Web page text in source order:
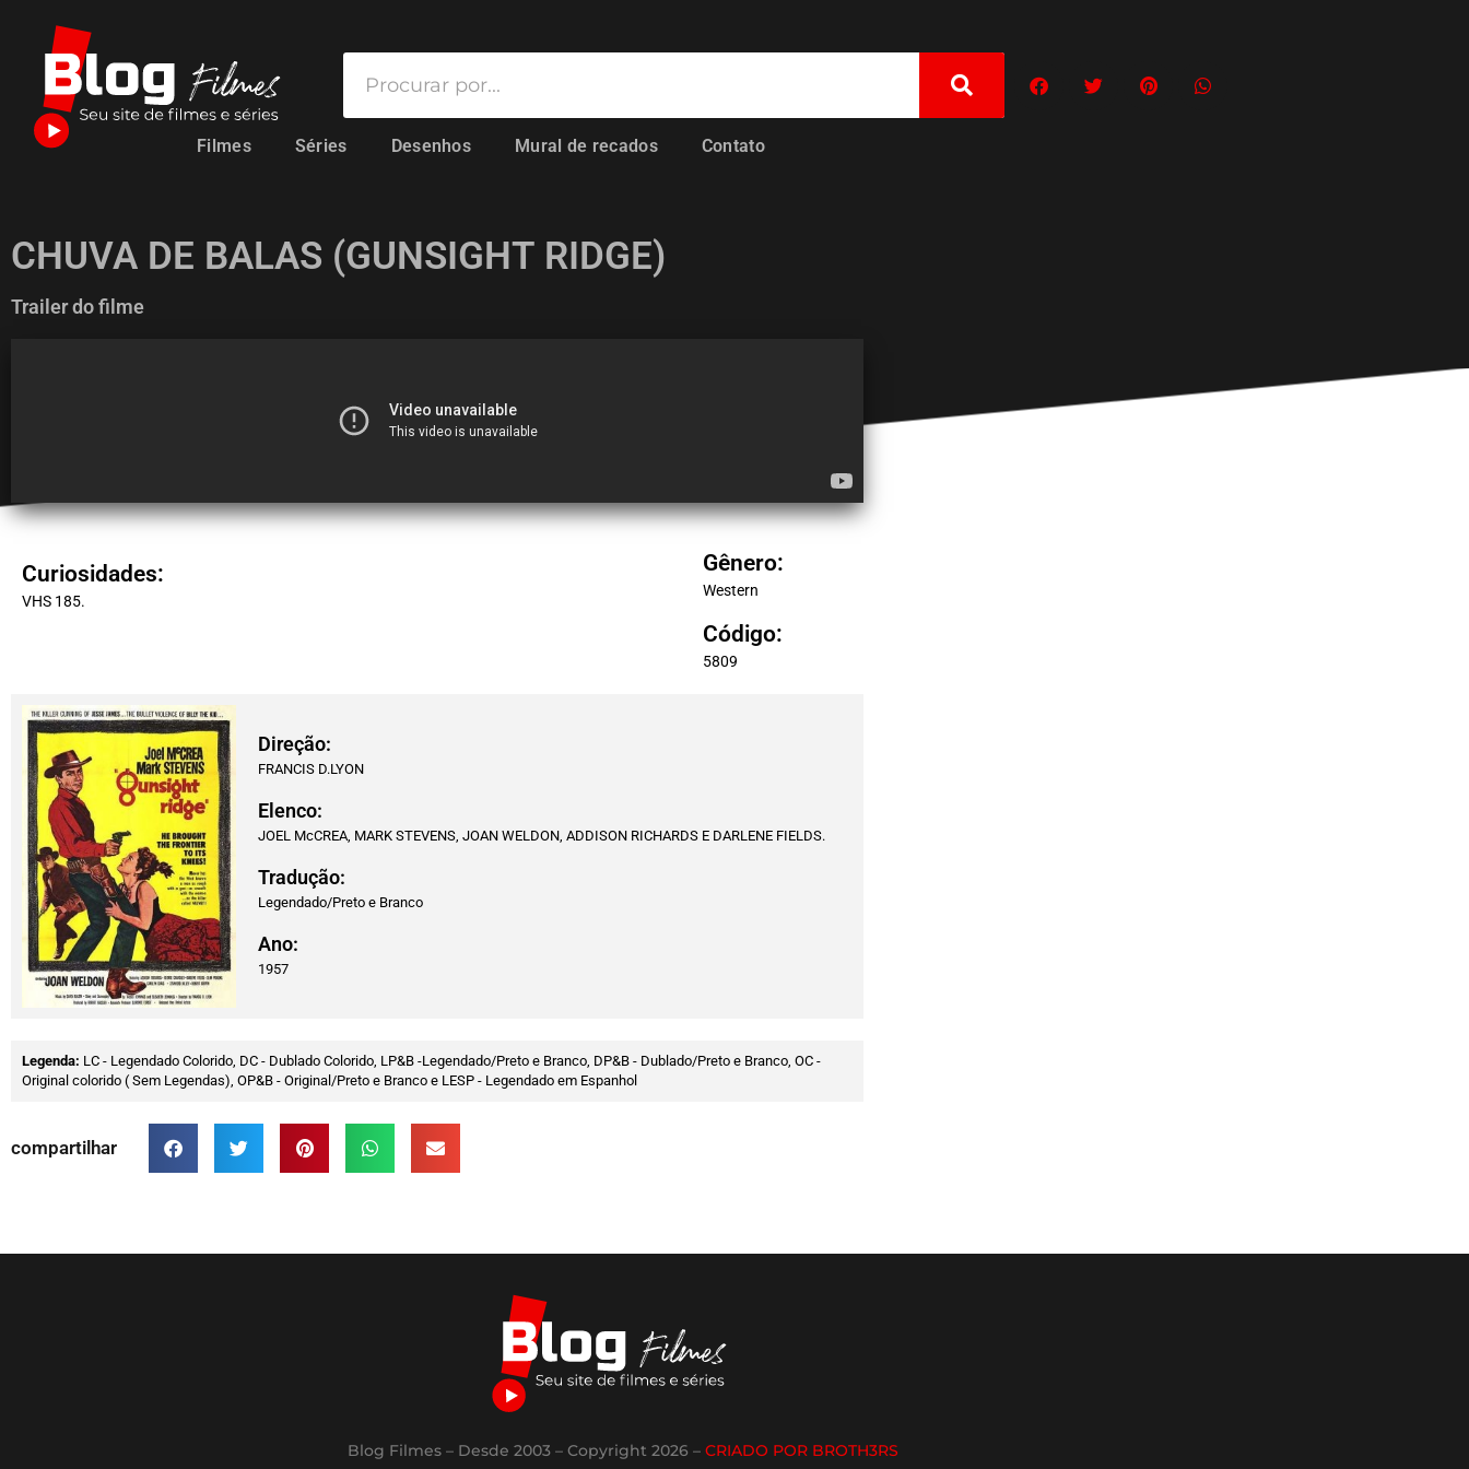
Filmes Séries Desenhos Mural de recados Contato
CHUVA DE BALAS (GUNSIGHT RIDGE)
Trailer do filme
Curiosidades:
VHS 185.
Gênero:
Western
Código:
5809
Direção:
FRANCIS D.LYON
Elenco:
JOEL McCREA, MARK STEVENS, JOAN WELDON, ADDISON RICHARDS E DARLENE FIELDS.
Tradução:
Legendado/Preto e Branco
Ano:
1957
Legenda: LC - Legendado Colorido, DC - Dublado Colorido, LP&B -Legendado/Preto e Branco, DP&B - Dublado/Preto e Branco, OC -
Original colorido ( Sem Legendas), OP&B - Original/Preto e Branco e LESP - Legendado em Espanhol
compartilhar
Blog Filmes – Desde 2003 – Copyright 2026 – CRIADO POR BROTH3RS